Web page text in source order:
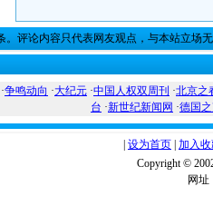
。评论内容只代表网友观点，与本站立场
·争鸣动向 ·大纪元 ·中国人权双周刊 ·北京之
台 ·新世纪新闻网 ·德国
设为首页 加入
Copyright ©
网址